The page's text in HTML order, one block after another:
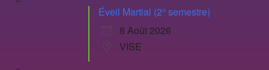
Éveil Martial (2° semestre)
8 Août 2026
VISE